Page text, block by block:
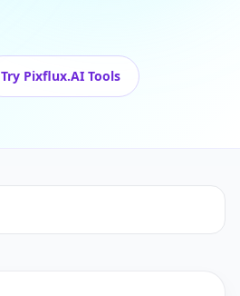
Try Pixflux.AI Tools